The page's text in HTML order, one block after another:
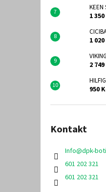
KEEN
1
1
2
950
Kontakt
Info@dpk-
601 202 321
601 202 321